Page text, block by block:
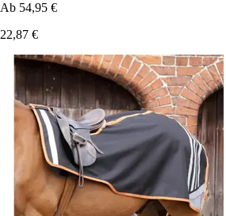
Ab 54,95 €
22,87 €